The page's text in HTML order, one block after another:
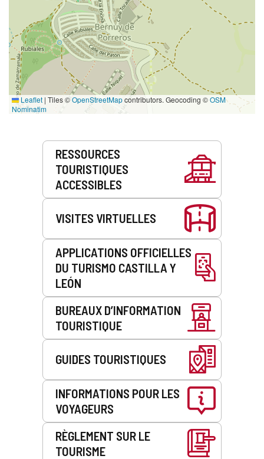
Leaflet | Tiles ©OpenStreetMapcontributors. Geocoding ©OSM
Nominatim
Prestations
RESSOURCES
TOURISTIQUES
ACCESSIBLES
VISITES VIRTUELLES
APPLICATIONS OFFICIELLES
DU TURISMO CASTILLA Y
LEÓN
BUREAUX D’INFORMATION
TOURISTIQUE
GUIDES TOURISTIQUES
INFORMATIONS POUR LES
VOYAGEURS
RÈGLEMENT SUR LE
TOURISME